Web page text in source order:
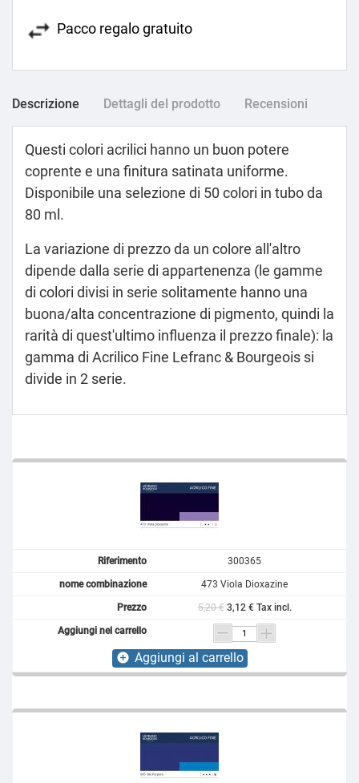
Pacco regalo gratuito
Descrizione Dettagli del prodotto Recensioni
Questi colori acrilici hanno un buon potere
coprente e una finitura satinata uniforme.
Disponibile una selezione di 50 colori in tubo da
80 ml.
La variazione di prezzo da un colore all'altro
dipende dalla serie di appartenenza (le gamme
di colori divisi in serie solitamente hanno una
buona/alta concentrazione di pigmento, quindi la
rarità di quest'ultimo influenza il prezzo finale): la
gamma di Acrilico Fine Lefranc & Bourgeois si
divide in 2 serie.
300365
473 Viola Dioxazine
5,20 € 3,12 € Tax incl.
add_circle Aggiungi al carrello